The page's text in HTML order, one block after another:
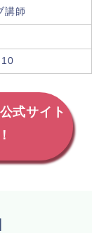
講師
式サイト